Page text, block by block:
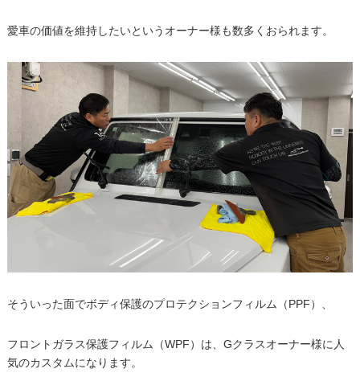
愛車の価値を維持したいというオーナー様も数多くおられます。
そういった面でボディ保護のプロテクションフィルム（PPF）、
フロントガラス保護フィルム（WPF）は、Gクラスオーナー様に人
気のカスタムになります。